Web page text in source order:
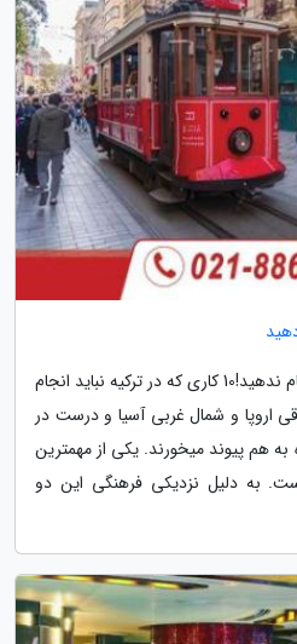
این کارها را در سفر به ترکیه انجام ندهید!10 کاری که در ترکیه نباید انجام
اروپا و شمال غربی آسیا و درست در
هم پیوند می­خورند. یکی از مهمترین
به دلیل نزدیکی فرهنگی این دو